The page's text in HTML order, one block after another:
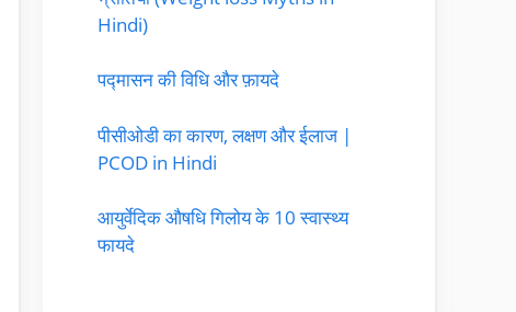
Hindi)
पद्मासन की विधि और फ़ायदे
पीसीओडी का कारण, लक्षण और ईलाज |
PCOD in Hindi
आयुर्वेदिक औषधि गिलोय के 10 स्वास्थ्य
फायदे